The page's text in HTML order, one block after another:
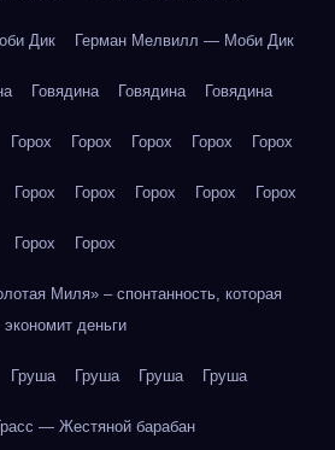
Дик Герман Мелвилл — Моби Дик
Говядина Говядина Говядина
Горох Горох Горох Горох Горох
Горох Горох Горох Горох Горох
Горох Горох
Миля» – спонтанность, которая
экономит деньги
Груша Груша Груша Груша
— Жестяной барабан